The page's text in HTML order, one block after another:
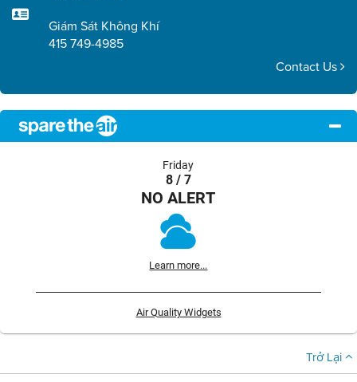
Giám Sát Không Khí
415 749-4985
Contact Us
Friday
8 / 7
NO ALERT
Learn more...
Air Quality Widgets
Trở Lại